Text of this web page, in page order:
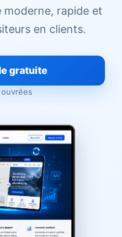
rapide et
en clients.
gratuite